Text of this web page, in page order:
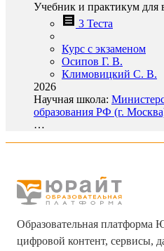
Учебник и практикум для
3 Теста
Курс с экзаменом
Осипов Г. В.
Климовицкий С. В.
2026
Научная школа:
образования РФ (г.
…
Образовательная платформа
цифровой контент, сервисы,